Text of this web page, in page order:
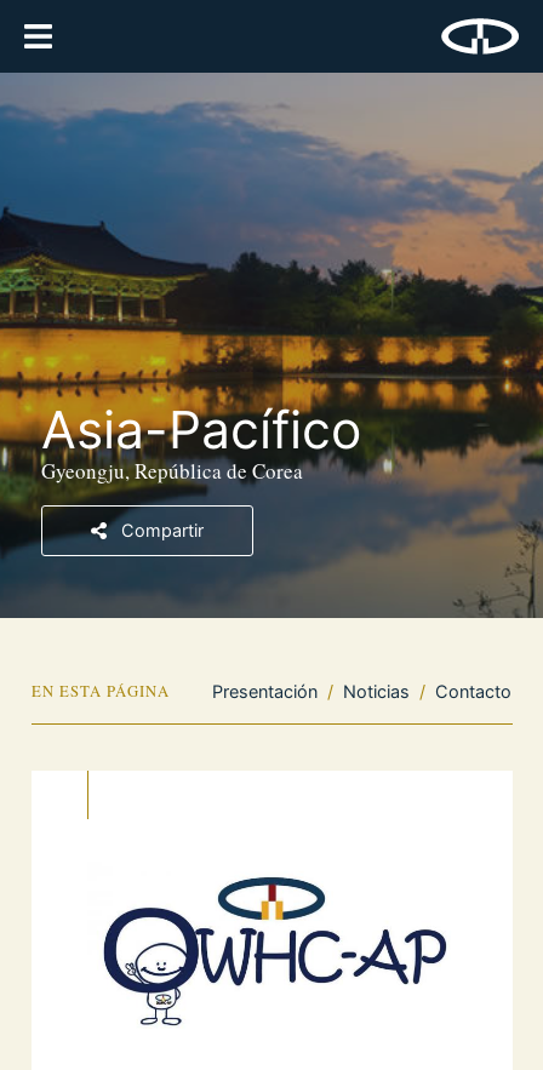
Asia-Pacífico
Gyeongju, República de Corea
Compartir
EN ESTA PÁGINA Presentación / Noticias / Contacto